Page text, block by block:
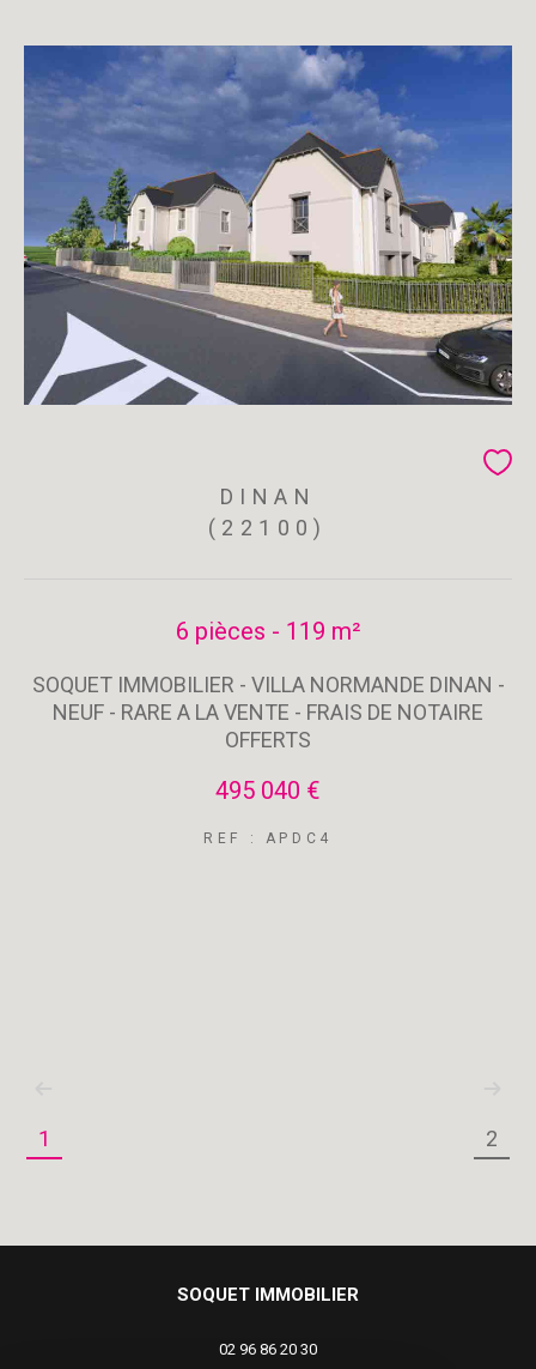
DINAN
(22100)
6 pièces - 119 m²
SOQUET IMMOBILIER - VILLA NORMANDE DINAN -
NEUF - RARE A LA VENTE - FRAIS DE NOTAIRE
OFFERTS
495 040 €
REF : APDC4
1 2
SOQUET IMMOBILIER
02 96 86 20 30